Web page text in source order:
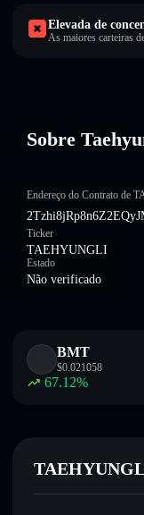
Elevada de
As maiores carteiras
Sobre
Endereço do Contrato de
Ticker
TAEHYUNGLI
Estado
Não verificado
BMT
$0.021058
67.12%